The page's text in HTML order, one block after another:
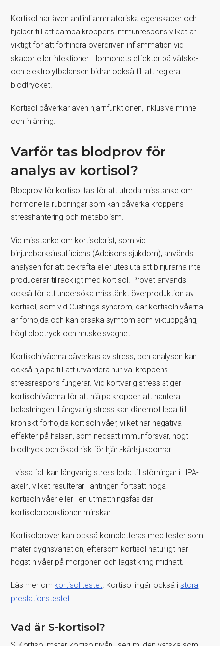
Kortisol har även antiinflammatoriska egenskaper och
hjälper till att dämpa kroppens immunrespons vilket är
viktigt för att förhindra överdriven inflammation vid
skador eller infektioner. Hormonets effekter på vätske-
och elektrolytbalansen bidrar också till att reglera
blodtrycket.
Kortisol påverkar även hjärnfunktionen, inklusive minne
och inlärning.
Varför tas blodprov för
analys av kortisol?
Blodprov för kortisol tas för att utreda misstanke om
hormonella rubbningar som kan påverka kroppens
stresshantering och metabolism.
Vid misstanke om kortisolbrist, som vid
binjurebarksinsufficiens (Addisons sjukdom), används
analysen för att bekräfta eller utesluta att binjurarna inte
producerar tillräckligt med kortisol. Provet används
också för att undersöka misstänkt överproduktion av
kortisol, som vid Cushings syndrom, där kortisolnivåerna
är förhöjda och kan orsaka symtom som viktuppgång,
högt blodtryck och muskelsvaghet.
Kortisolnivåerna påverkas av stress, och analysen kan
också hjälpa till att utvärdera hur väl kroppens
stressrespons fungerar. Vid kortvarig stress stiger
kortisolnivåerna för att hjälpa kroppen att hantera
belastningen. Långvarig stress kan däremot leda till
kroniskt förhöjda kortisolnivåer, vilket har negativa
effekter på hälsan, som nedsatt immunförsvar, högt
blodtryck och ökad risk för hjärt-kärlsjukdomar.
I vissa fall kan långvarig stress leda till störningar i HPA-
axeln, vilket resulterar i antingen fortsatt höga
kortisolnivåer eller i en utmattningsfas där
kortisolproduktionen minskar.
Kortisolprover kan också kompletteras med tester som
mäter dygnsvariation, eftersom kortisol naturligt har
högst nivåer på morgonen och lägst kring midnatt.
Läs mer om kortisol testet . Kortisol ingår också istora
prestationstestet
Vad är S-kortisol?